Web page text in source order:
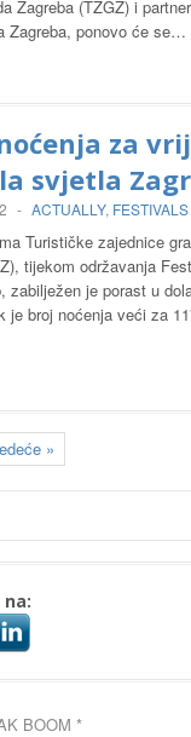
Zagreba (TZGZ) i
Zagreba, ponovo će se…
za
svjetla
- ACTUALLY, FESTIVALS
Turističke zajednice
tijekom održavanja
zabilježen je porast u
je broj noćenja veći za
»
BOOM *